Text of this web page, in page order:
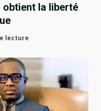
obtient la liberté
lecture